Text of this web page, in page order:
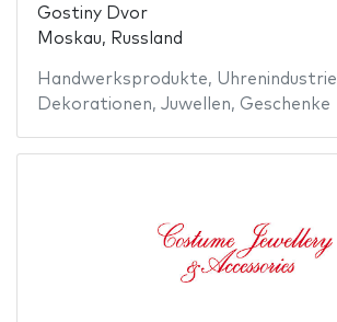
Gostiny Dvor
Moskau, Russland
Handwerksprodukte, Uhrenindustrie
Dekorationen, Juwellen, Geschenke